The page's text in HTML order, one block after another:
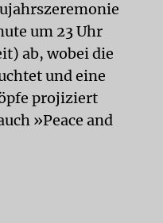
um 23 Uhr
ab, wobei die
und eine
projiziert
»Peace and